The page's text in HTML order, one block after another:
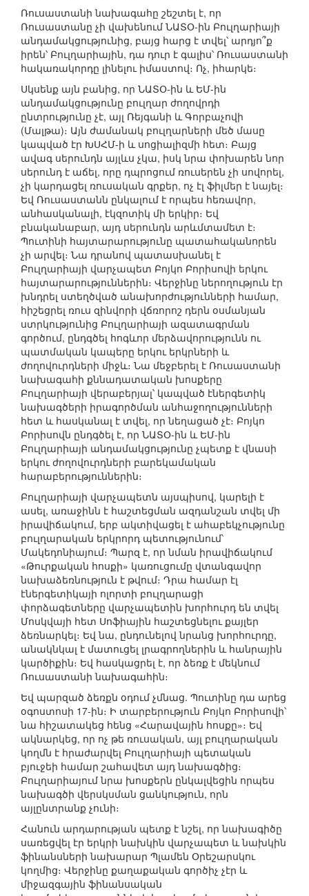
Ռուսաստանի նախագահը շեշտել է, որ
Ռուսաստանը չի վախենում ՆԱՏՕ-ին Բուլղարիայի
անդամակցությունից, բայց հարց է տվել՝ արդյո՞ք
իրեն՝ Բուլղարիային, դա դուր է գալիս՝ Ռուսաստանի
հակառակորդը լինելու իմաստով։ Ոչ, իհարկե։
Սկսենք այն բանից, որ ՆԱՏՕ-ին և ԵՄ-ին
անդամակցությունը բուլղար ժողովրդի
ընտրությունը չէ, այլ Ռեյգանի և Գորբաչովի
(Մալթա)։ Այն ժամանակ բուլղարների մեծ մասը
կապված էր ԽՍՀՄ-ի և սոցիալիզմի հետ։ Բայց
ավագ սերունդն այլևս չկա, իսկ նրա փոխարեն նոր
սերունդ է աճել, որը դպրոցում ռուսերեն չի սովորել,
չի կարդացել ռուսական գրքեր, ոչ էլ ֆիլմեր է նայել։
Եվ Ռուսաստանն ընկալում է որպես հեռավոր,
անհասկանալի, էկզոտիկ մի երկիր։ Եվ
բնականաբար, այդ սերունդն արևմտամետ է։
Պուտինի հայտարարությունը պատահականորեն
չի արվել։ Նա դրանով պատասխանել է
Բուլղարիայի վարչապետ Բոյկո Բորիսովի երկու
հայտարարություններին։ Վերջինը ներողություն էր
խնդրել ստեղծված անախորժությունների համար,
հիշեցրել ռուս զինվորի վճռորոշ դերն օսմանյան
ստրկությունից Բուլղարիայի ազատագրման
գործում, ընդգծել հոգևոր մերձավորությունն ու
պատմական կապերը երկու երկրների և
ժողովուրդների միջև։ Նա մեջբերել է Ռուսաստանի
նախագահի քննադատական խոսքերը
Բուլղարիայի վերաբերյալ՝ կապված էներգետիկ
նախագծերի իրագործման անհաջողությունների
հետ և հասկանալ է տվել, որ նեղացած չէ։ Բոյկո
Բորիսովն ընդգծել է, որ ՆԱՏՕ-ին և ԵՄ-ին
Բուլղարիայի անդամակցությունը չպետք է վնասի
երկու ժողովուրդների բարեկամական
հարաբերություններին։
Բուլղարիայի վարչապետն այսպիսով, կարելի է
ասել, առաջինն է հաշտեցման ազդանշան տվել մի
իրավիճակում, երբ ակտիվացել է ահաբեկչությունը
բուլղարական երկրորդ պետությունում՝
Մակեդոնիայում։ Պարզ է, որ նման իրավիճակում
«Թուրքական հոսքի» կառուցումը վտանգավոր
նախաձեռնություն է թվում։ Դրա համար էլ
էներգետիկայի ոլորտի բուլղարացի
փորձագետները վարչապետին խորհուրդ են տվել
Մոսկվայի հետ Սոֆիային հաշտեցնելու քայլեր
ձեռնարկել։ Եվ նա, ընդունելով նրանց խորհուրդը,
անակնկալ է մատուցել լրագրողներին և հանրային
կարծիքին։ Եվ հասկացրել է, որ ձեռք է մեկնում
Ռուսաստանի նախագահին։
Եվ պարզած ձեռքն օդում չմնաց. Պուտինը դա արեց
օգոստոսի 17-ին։ Ի տարբերություն Բոյկո Բորիսովի՝
նա հիշատակեց հենց «Հարավային հոսքը»։ Եվ
ակնարկեց, որ ոչ թե ռուսական, այլ բուլղարական
կողմն է հրաժարվել Բուլղարիայի պետական
բյուջեի համար շահավետ այդ նախագծից։
Բուլղարիայում նրա խոսքերն ընկալվեցին որպես
նախագծի վերսկսման ցանկություն, որն
այլընտրանք չունի։
Հանուն արդարության պետք է նշել, որ նախագիծը
սառեցվել էր երկրի նախկին վարչապետ և նախկին
ֆինանսների նախարար Պլամեն Օրեշարսկու
կողմից։ Վերջինը քաղաքական գործիչ չէր և
միջազգային ֆինանսական